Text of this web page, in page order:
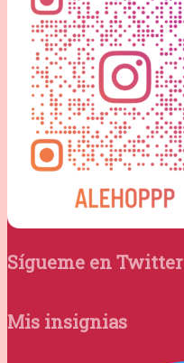
Sígueme en Twitter
Mis insignias